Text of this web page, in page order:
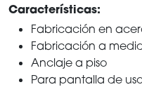
Características:
Fabricación en
Fabricación a
Anclaje a piso
Para pantalla de